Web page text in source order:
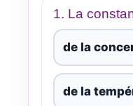
1. La
de la
de la